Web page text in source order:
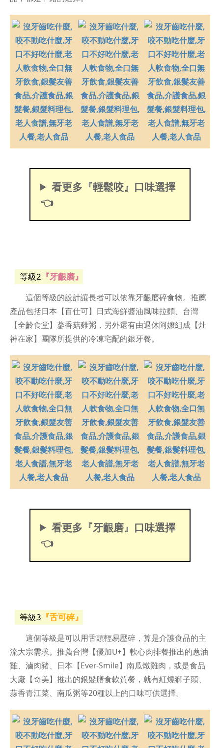
看更多『輕鬆咬』口味選擇
👈
等級2 『牙齦磨』
這個等級的設計讓長者可以依靠牙齦磨碎食物。推薦
產品包括日本【百仕可】日式海鮮醬油風味拉麵、台灣
【全齡食堂】蔘香菇雞粥，另外還有由退休阿嬤組成【灶
神在家】團隊所提供的冷凍宅配的銀牙餐。
看更多『牙齦磨』口味選擇
👈
等級3 『舌可碎』
這個等級是可以用舌頭輕易壓碎，算是介護食品的主
流大宗需求。推薦台灣【優加U+】軟心肉排餐推出的蔥油
雞、滷肉豬、日本【Ever-Smile】南瓜燉雞肉，或是食品
大廠【奇美】推出的銀髮膳食軟質餐，就有紅燒獅子頭、
蒜香青江菜、南瓜粥等20種以上的口味可供選擇。